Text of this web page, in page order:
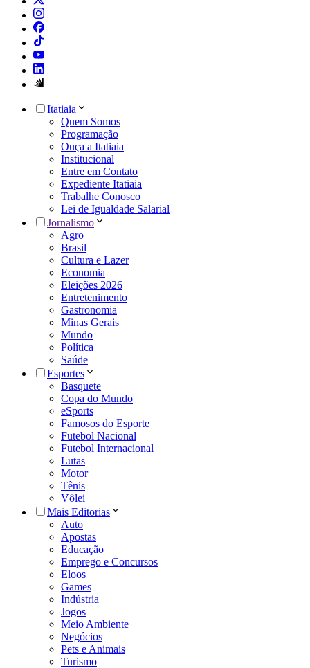
Itatiaia
Quem Somos
Programação
Ouça a Itatiaia
Institucional
Entre em Contato
Expediente Itatiaia
Trabalhe Conosco
Lei de Igualdade Salarial
Jornalismo
Agro
Brasil
Cultura e Lazer
Economia
Eleições 2026
Entretenimento
Gastronomia
Minas Gerais
Mundo
Política
Saúde
Esportes
Basquete
Copa do Mundo
eSports
Famosos do Esporte
Futebol Nacional
Futebol Internacional
Lutas
Motor
Tênis
Vôlei
Mais Editorias
Auto
Apostas
Educação
Emprego e Concursos
Eloos
Games
Indústria
Jogos
Meio Ambiente
Negócios
Pets e Animais
Turismo